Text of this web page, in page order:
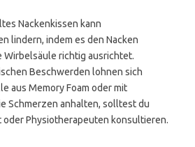
Nackenkissen kann
lindern, indem es den Nacken
richtig ausrichtet.
Beschwerden lohnen sich
aus Memory Foam oder mit
Schmerzen anhalten, solltest du
Physiotherapeuten konsultieren.